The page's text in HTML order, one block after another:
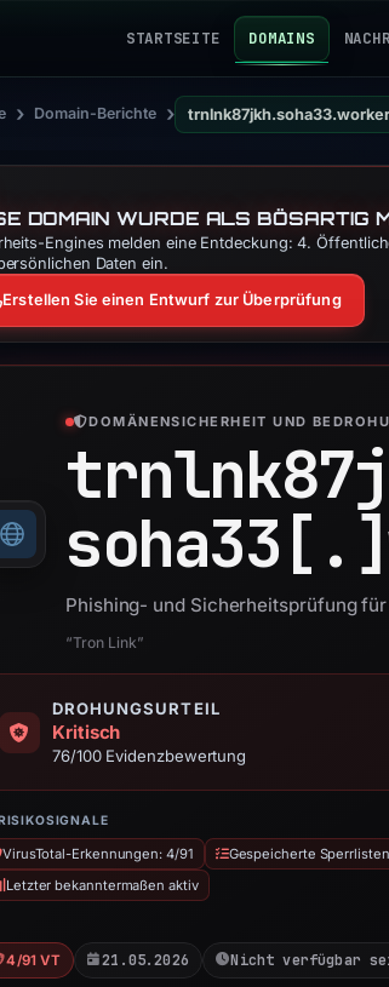
STARTSEITE DOMAINS
› Domain-Berichte ›
DOMAIN WURDE ALS BÖSARTIG
Engines melden eine Entdeckung: 4.
Daten ein.
Erstellen Sie einen Entwurf zur Überprüfung
DOMÄNENSICHERHEIT UND
soha33[.]
Phishing- und Sicherheitsprüfung
“Tron Link”
DROHUNGSURTEIL
Kritisch
76/100 Evidenzbewertung
VirusTotal-Erkennungen: 4/91 Gespeicherte
Letzter bekanntermaßen aktiv
4/91 VT 21.05.2026 Nicht verfügbar